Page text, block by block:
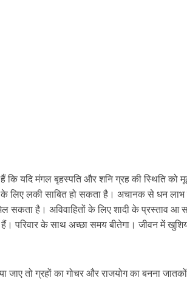
कि यदि मंगल बृहस्पति और शनि ग्रह की स्थिति को
लिए लकी साबित हो सकता है। अचानक से धन लाभ
सकता है। अविवाहितों के लिए शादी के
परिवार के साथ अच्छा समय बीतेगा। जीवन में
जाए तो ग्रहों का गोचर और राजयोग का बनना